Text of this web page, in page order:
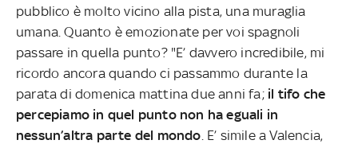
pubblico è molto vicino alla pista, una muraglia
umana. Quanto è emozionate per voi spagnoli
passare in quella punto? "E’ davvero incredibile, mi
ricordo ancora quando ci passammo durante la
parata di domenica mattina due anni fa; il tifo che
percepiamo in quel punto non ha eguali in
nessun’altra parte del mondo . E’ simile a Valencia,